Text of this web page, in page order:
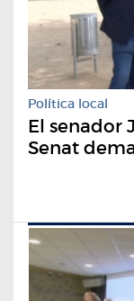
Política local
El senador
Senat